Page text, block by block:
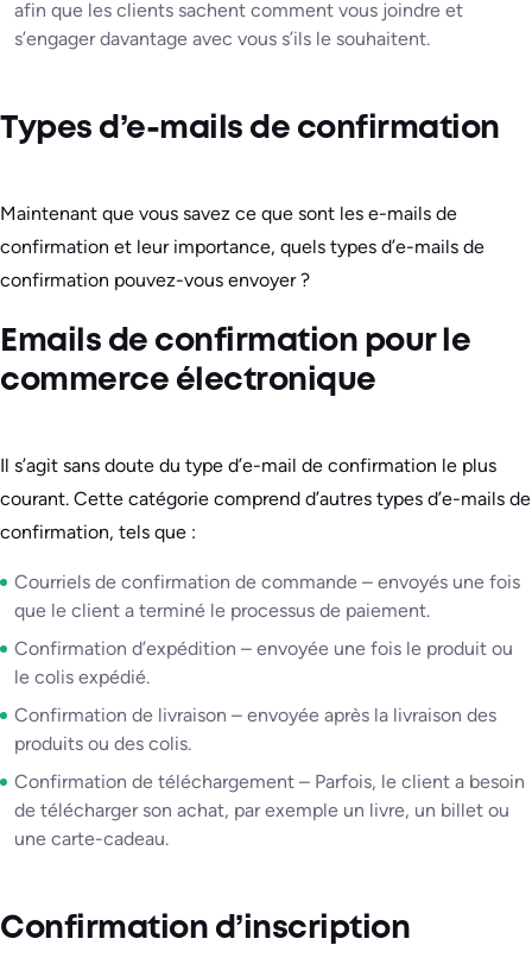
afin que les clients sachent comment vous joindre et
s’engager davantage avec vous s’ils le souhaitent.
Types d’e-mails de confirmation
Maintenant que vous savez ce que sont les e-mails de
confirmation et leur importance, quels types d’e-mails de
confirmation pouvez-vous envoyer ?
Emails de confirmation pour le
commerce électronique
Il s’agit sans doute du type d’e-mail de confirmation le plus
courant. Cette catégorie comprend d’autres types d’e-mails de
confirmation, tels que :
Courriels de confirmation de commande – envoyés une fois
que le client a terminé le processus de paiement.
Confirmation d’expédition – envoyée une fois le produit ou
le colis expédié.
Confirmation de livraison – envoyée après la livraison des
produits ou des colis.
Confirmation de téléchargement – Parfois, le client a besoin
de télécharger son achat, par exemple un livre, un billet ou
une carte-cadeau.
Confirmation d’inscription